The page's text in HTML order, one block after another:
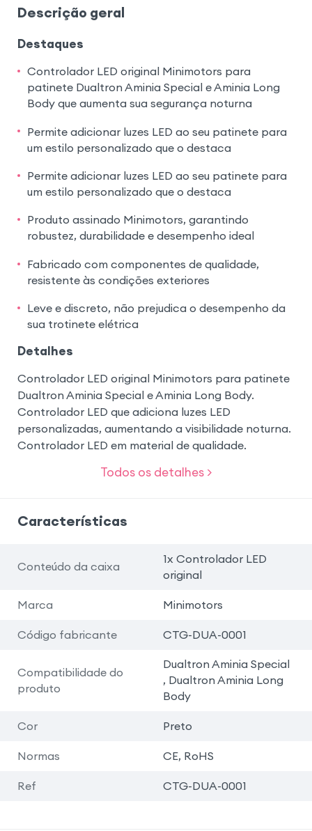
Descrição geral
Destaques
Controlador LED original Minimotors para
patinete Dualtron Aminia Special e Aminia Long
Body que aumenta sua segurança noturna
Permite adicionar luzes LED ao seu patinete para
um estilo personalizado que o destaca
Permite adicionar luzes LED ao seu patinete para
um estilo personalizado que o destaca
Produto assinado Minimotors, garantindo
robustez, durabilidade e desempenho ideal
Fabricado com componentes de qualidade,
resistente às condições exteriores
Leve e discreto, não prejudica o desempenho da
sua trotinete elétrica
Detalhes
Controlador LED original Minimotors para patinete
Dualtron Aminia Special e Aminia Long Body.
Controlador LED que adiciona luzes LED
personalizadas, aumentando a visibilidade noturna.
Controlador LED em material de qualidade.
Todos os detalhes >
Características
Conteúdo da caixa
1x Controlador LED
original
Marca Minimotors
Código fabricante CTG-DUA-0001
Compatibilidade do
produto
Dualtron Aminia Special
, Dualtron Aminia Long
Body
Cor Preto
Normas CE, RoHS
Ref CTG-DUA-0001